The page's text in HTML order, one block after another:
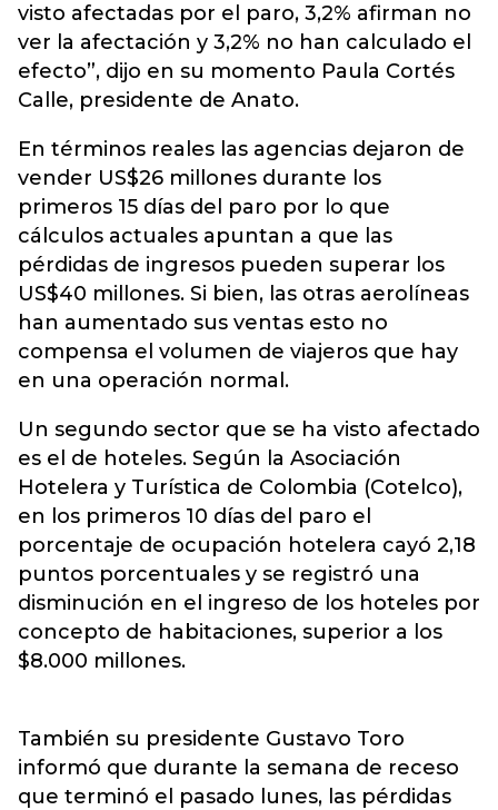
visto afectadas por el paro, 3,2% afirman no
ver la afectación y 3,2% no han calculado el
efecto”, dijo en su momento Paula Cortés
Calle, presidente de Anato.
En términos reales las agencias dejaron de
vender US$26 millones durante los
primeros 15 días del paro por lo que
cálculos actuales apuntan a que las
pérdidas de ingresos pueden superar los
US$40 millones. Si bien, las otras aerolíneas
han aumentado sus ventas esto no
compensa el volumen de viajeros que hay
en una operación normal.
Un segundo sector que se ha visto afectado
es el de hoteles. Según la Asociación
Hotelera y Turística de Colombia (Cotelco),
en los primeros 10 días del paro el
porcentaje de ocupación hotelera cayó 2,18
puntos porcentuales y se registró una
disminución en el ingreso de los hoteles por
concepto de habitaciones, superior a los
$8.000 millones.
También su presidente Gustavo Toro
informó que durante la semana de receso
que terminó el pasado lunes, las pérdidas